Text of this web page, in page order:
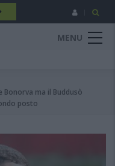
MENU
ma il Buddusò
posto